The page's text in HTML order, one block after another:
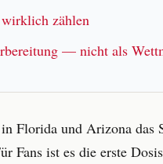
zählen
— nicht als
Florida und Arizona
Fans ist es die erste